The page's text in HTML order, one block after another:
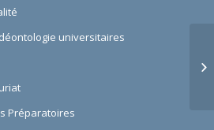
universitaires
Préparatoires